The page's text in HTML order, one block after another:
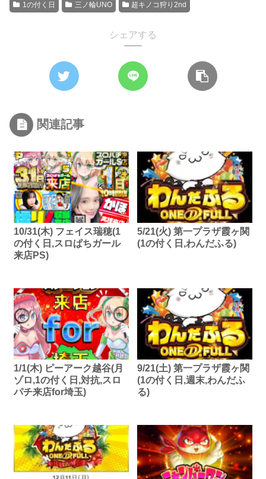
1の付く日 三ノ輪UNO 超キノコ狩り2nd
シェアする
関連記事
10/31(木) フェイス瑞穂(1
の付く日,スロぱちガール
来店PS)
5/21(火) 第一プラザ霞ヶ関
(1の付く日,わんだふる)
1/1(木) ピーアーク越谷(月
ゾロ,1の付く日,対抗,スロ
パチ来店for埼玉)
9/21(土) 第一プラザ霞ヶ関
(1の付く日,週末,わんだふ
る)